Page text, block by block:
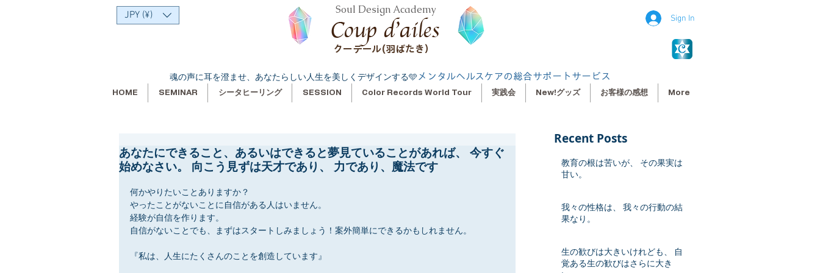
JPY (¥) Soul Design Academy
クーデール(羽ばたき）
Sign In
魂の声に耳を澄ませ、あなたらしい人生を美しくデザインする🩵 メンタルヘルスケアの総合サポートサービス
HOME SEMINAR シータヒーリング SESSION Color Records World Tour 実践会 New!グッズ お客様の感想 More
あなたにできること、あるいはできると夢見ていることがあれば、 今すぐ
始めなさい。 向こう見ずは天才であり、 力であり、魔法です
何かやりたいことありますか？
やったことがないことに自信がある人はいません。
経験が自信を作ります。
自信がないことでも、まずはスタートしみましょう！案外簡単にできるかもしれません。
『私は、人生にたくさんのことを創造しています』
Recent Posts
教育の根は苦いが、 その果実は
甘い。
我々の性格は、 我々の行動の結
果なり。
生の歓びは大きいけれども、 自
覚ある生の歓びはさらに大き